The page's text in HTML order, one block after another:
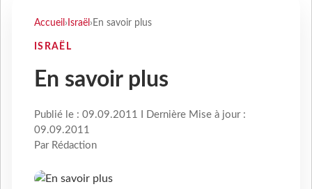
Accueil › Israël › En savoir plus
ISRAËL
En savoir plus
Publié le : 09.09.2011 I Dernière Mise à jour :
09.09.2011
Par Rédaction